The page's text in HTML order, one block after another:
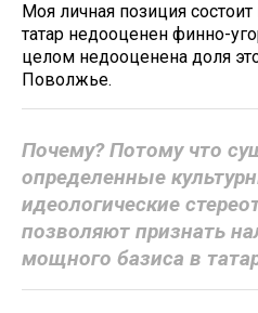
Моя личная позиция
татар недооценен финно-
целом недооценена доля
Поволжье.
Почему? Потому что
определенные
идеологические
позволяют признать
мощного базиса в